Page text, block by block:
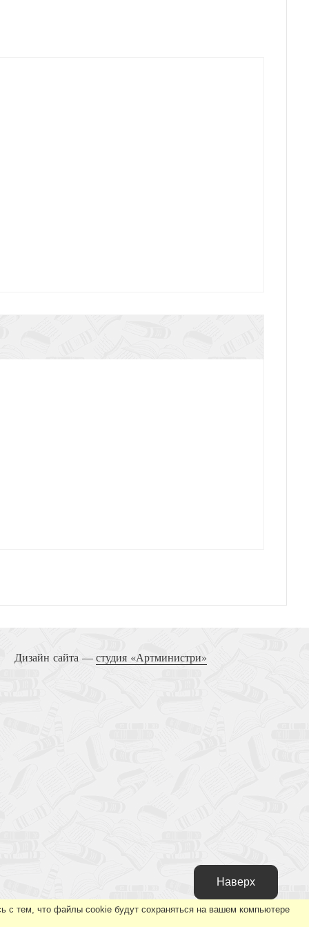
Дизайн сайта —студия «Артминистри»
с тем, что файлы cookie будут сохраняться на вашем компьютере
Наверх